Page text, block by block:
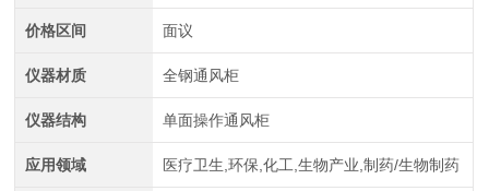
价格区间 面议
仪器材质 全钢通风柜
仪器结构 单面操作通风柜
应用领域 医疗卫生,环保,化工,生物产业,制药/生物制药